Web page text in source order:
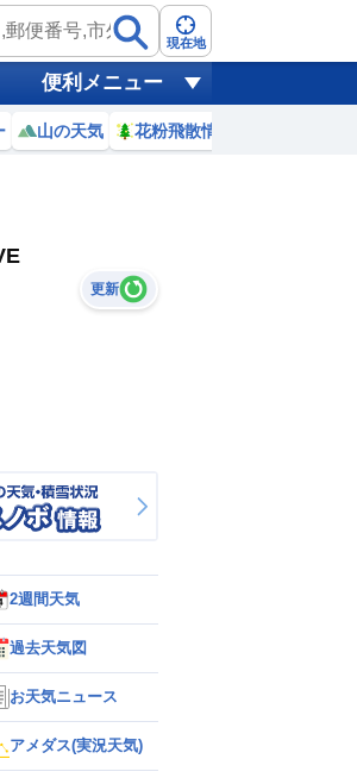
現在地
便利メニュー
山の天気 花粉飛散情報
更新
2週間天気
過去天気図
お天気ニュース
アメダス(実況天気)